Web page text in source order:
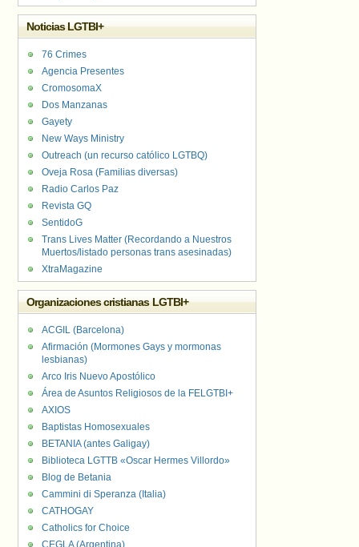
Noticias LGTBI+
76 Crimes
Agencia Presentes
CromosomaX
Dos Manzanas
Gayety
New Ways Ministry
Outreach (un recurso católico LGTBQ)
Oveja Rosa (Familias diversas)
Radio Carlos Paz
Revista GQ
SentidoG
Trans Lives Matter (Recordando a Nuestros
Muertos/listado personas trans asesinadas)
XtraMagazine
Organizaciones cristianas LGTBI+
ACGIL (Barcelona)
Afirmación (Mormones Gays y mormonas
lesbianas)
Arco Iris Nuevo Apostólico
Área de Asuntos Religiosos de la FELGTBI+
AXIOS
Baptistas Homosexuales
BETANIA (antes Galigay)
Biblioteca LGTTB «Oscar Hermes Villordo»
Blog de Betania
Cammini di Speranza (Italia)
CATHOGAY
Catholics for Choice
CEGLA (Argentina)